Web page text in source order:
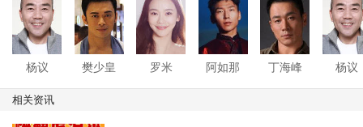
出，高能解压！
杨议 樊少皇 罗米 阿如那 丁海峰 杨议
相关资讯